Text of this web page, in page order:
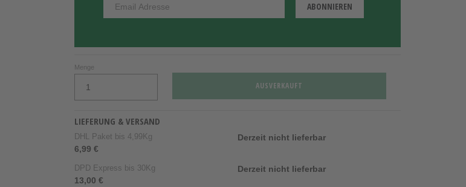
Menge
AUSVERKAUFT
LIEFERUNG & VERSAND
DHL Paket bis 4,99Kg
6,99 €
Derzeit nicht lieferbar
DPD Express bis 30Kg
13,00 €
Derzeit nicht lieferbar